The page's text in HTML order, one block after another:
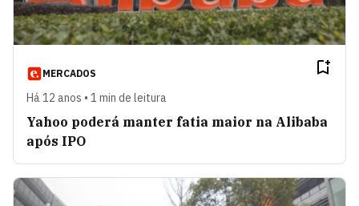
MERCADOS
Há 12 anos • 1 min de leitura
Yahoo poderá manter fatia maior na Alibaba
após IPO